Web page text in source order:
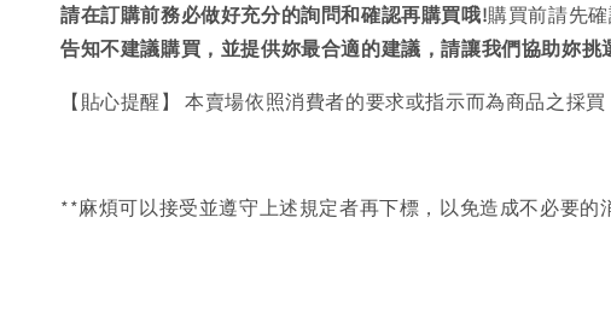
請在訂購前務必做好充分的詢問和確認再購買哦!購買前請先
告知不建議購買， 並提供妳最合適的建議，請讓我們協助妳挑
【貼心提醒】 本賣場依照消費者的要求或指示而為商品之採買
**麻煩可以接受並遵守上述規定者再下標，以免造成不必要的